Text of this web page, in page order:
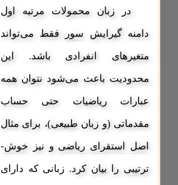
در زبان محمولات مرتبه اول
دامنه گیرایش سور
فقط می‌تواند
متغیرهای انفرادی باشد. این
محدودیت باعث می‌شود نتوان همه
عبارات ریاضیات حتی حساب
مقدماتی (و زبان طبیعی)، برای مثال
اصل استقرای ریاضی و نیز خوش‌-
ترتیبی را بیان کرد. زبانی که دارای